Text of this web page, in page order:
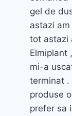
gel de
astazi
tot astazi
Elmiplant
mi-a
terminat .
produse
prefer sa